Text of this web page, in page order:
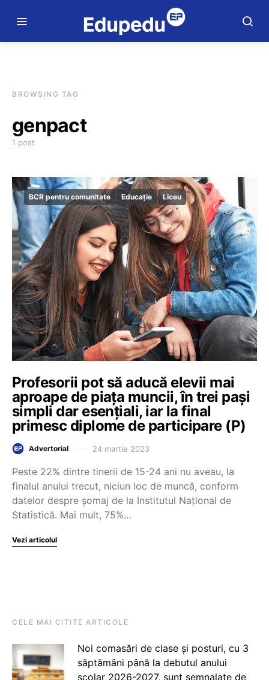
BROWSING TAG
genpact
1 post
BCR pentru comunitate Educație Liceu
Profesorii pot să aducă elevii mai
aproape de piața muncii, în trei pași
simpli dar esențiali, iar la final
primesc diplome de participare (P)
Advertorial 24 martie 2023
Peste 22% dintre tinerii de 15-24 ani nu aveau, la
finalul anului trecut, niciun loc de muncă, conform
datelor despre șomaj de la Institutul Național de
Statistică. Mai mult, 75%…
Vezi articolul
CELE MAI CITITE ARTICOLE
Noi comasări de clase și posturi, cu 3
săptămâni până la debutul anului
școlar 2026-2027, sunt semnalate de